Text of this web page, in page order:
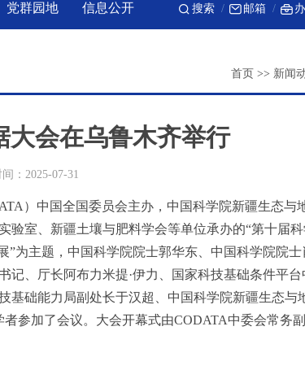
党群园地 信息公开 搜索 邮箱
首页 >> 新闻
大会在乌鲁木齐举行
间：2025-07-31
）中国全国委员会主办，中国科学院新疆生态与
验室、新疆土壤与肥料学会等单位承办的“第十届
为主题，中国科学院院士郭华东、中国科学院院士
、厅长阿布力米提·伊力、国家科技基础条件平
基础能力局副处长于汉超、中国科学院新疆生态与
参加了会议。大会开幕式由CODATA中委会常务